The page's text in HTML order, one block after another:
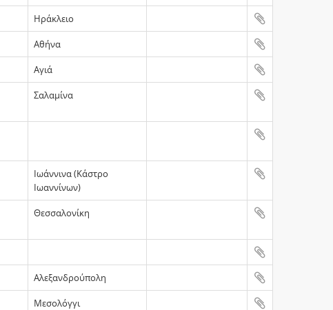
Ηράκλειο
Αθήνα
Αγιά
Σαλαμίνα
Ιωάννινα (Κάστρο
Ιωαννίνων)
Θεσσαλονίκη
Αλεξανδρούπολη
Mεσολόγγι